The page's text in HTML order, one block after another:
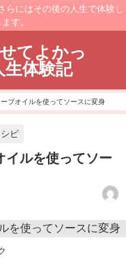
らにはその後の人生で体験し
す。
てよかっ
生体験記
ブオイルを使ってソースに変身
シピ
イルを使ってソー